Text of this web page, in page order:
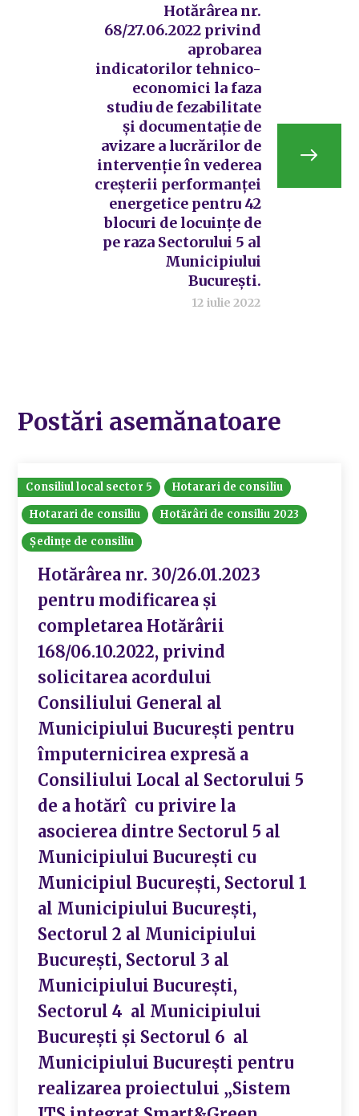
Hotărârea nr.
68/27.06.2022 privind
aprobarea
indicatorilor tehnico-
economici la faza
studiu de fezabilitate
și documentație de
avizare a lucrărilor de
intervenție în vederea
creșterii performanței
energetice pentru 42
blocuri de locuințe de
pe raza Sectorului 5 al
Municipiului
București.
12 iulie 2022
Postări asemănatoare
Consiliul local sector 5
Hotarari de consiliu
Hotarari de consiliu
Hotărâri de consiliu 2023
Ședințe de consiliu
Hotărârea nr. 30/26.01.2023
pentru modificarea și
completarea Hotărârii
168/06.10.2022, privind
solicitarea acordului
Consiliului General al
Municipiului București pentru
împuternicirea expresă a
Consiliului Local al Sectorului 5
de a hotărî cu privire la
asocierea dintre Sectorul 5 al
Municipiului București cu
Municipiul Bucureşti, Sectorul 1
al Municipiului Bucureşti,
Sectorul 2 al Municipiului
Bucureşti, Sectorul 3 al
Municipiului Bucureşti,
Sectorul 4 al Municipiului
Bucureşti şi Sectorul 6 al
Municipiului Bucureşti pentru
realizarea proiectului „Sistem